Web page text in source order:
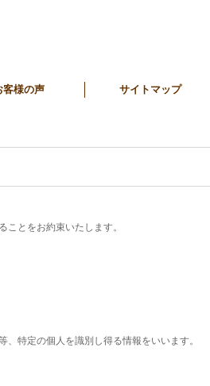
客様の声 サイトマップ
とをお約束いたします。
特定の個人を識別し得る情報をいいます。